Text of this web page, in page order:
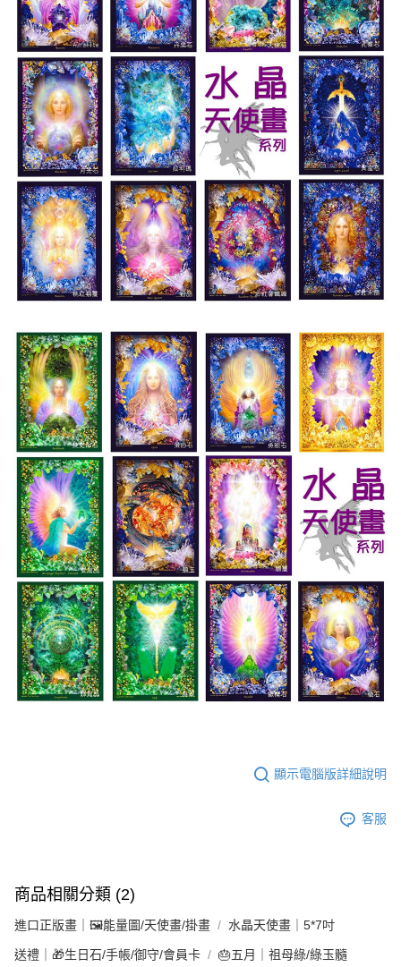
顯示電腦版詳細說明
客服
商品相關分類 (2)
進口正版畫｜🖼️能量圖/天使畫/掛畫 水晶天使畫｜5*7吋
送禮｜🎁生日石/手帳/御守/會員卡 🎂五月｜祖母綠/綠玉髓